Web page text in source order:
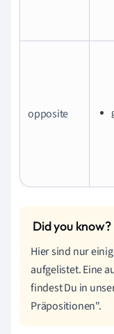
opposite
Hier sind nur
aufgelistet. Eine
findest Du in
Präpositionen".